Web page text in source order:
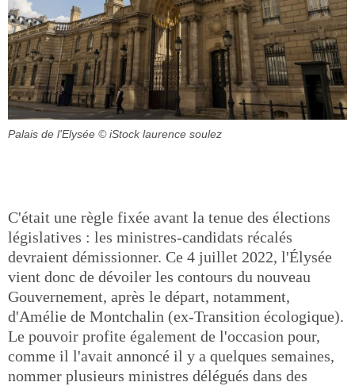
Palais de l'Elysée © iStock laurence soulez
C'était une règle fixée avant la tenue des élections
législatives : les ministres-candidats récalés
devraient démissionner. Ce 4 juillet 2022, l'Élysée
vient donc de dévoiler les contours du nouveau
Gouvernement, après le départ, notamment,
d'Amélie de Montchalin (ex-Transition écologique).
Le pouvoir profite également de l'occasion pour,
comme il l'avait annoncé il y a quelques semaines,
nommer plusieurs ministres délégués dans des